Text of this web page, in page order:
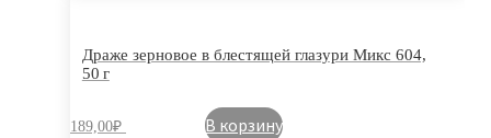
Драже зерновое в блестящей глазури Микс 604,
50 г
189,00₽ В корзину